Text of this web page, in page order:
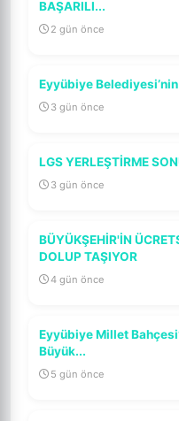
BAŞARILI...
2 gün önce
Eyyübiye
3 gün önce
LGS YERLEŞTİRME
3 gün önce
BÜYÜKŞEHİR'İN
DOLUP TAŞIYOR
4 gün önce
Eyyübiye Millet
Büyük...
5 gün önce